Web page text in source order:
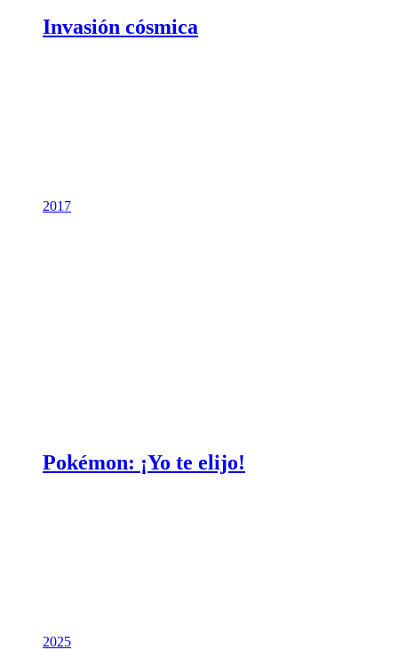
Invasión cósmica
2017
Pokémon: ¡Yo te elijo!
2025